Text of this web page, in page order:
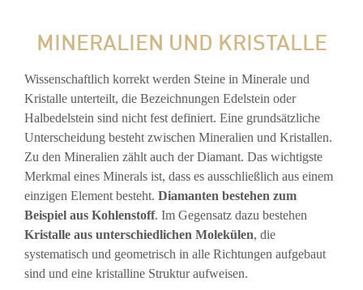
MINERALIEN UND KRISTALLE
Wissenschaftlich korrekt werden Steine in Minerale und
Kristalle unterteilt, die Bezeichnungen Edelstein oder
Halbedelstein sind nicht fest definiert. Eine grundsätzliche
Unterscheidung besteht zwischen Mineralien und Kristallen.
Zu den Mineralien zählt auch der Diamant. Das wichtigste
Merkmal eines Minerals ist, dass es ausschließlich aus einem
einzigen Element besteht. Diamanten bestehen zum
Beispiel aus Kohlenstoff. Im Gegensatz dazu bestehen
Kristalle aus unterschiedlichen Molekülen, die
systematisch und geometrisch in alle Richtungen aufgebaut
sind und eine kristalline Struktur aufweisen.